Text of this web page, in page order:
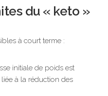
du « keto »
à court terme :
initiale de poids est
à la réduction des